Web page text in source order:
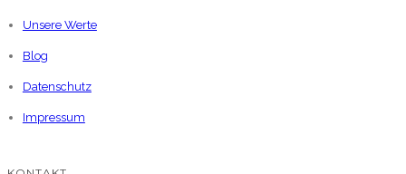
Unsere Werte
Blog
Datenschutz
Impressum